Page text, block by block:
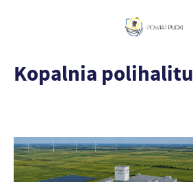
Kopalnia polihalitu